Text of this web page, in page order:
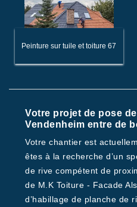
Peinture sur tuile et toiture 67
Votre projet de pose
Vendenheim entre de
Votre chantier est
êtes à la recherche d’un
de rive compétent de
de M.K Toiture - Facade
d’habillage de planche de